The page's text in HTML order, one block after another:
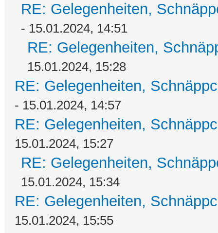
RE: Gelegenheiten,
- 15.01.2024, 14:51
RE: Gelegenheiten,
15.01.2024, 15:28
RE: Gelegenheiten,
- 15.01.2024, 14:57
RE: Gelegenheiten,
15.01.2024, 15:27
RE: Gelegenheiten,
15.01.2024, 15:34
RE: Gelegenheiten,
15.01.2024, 15:55